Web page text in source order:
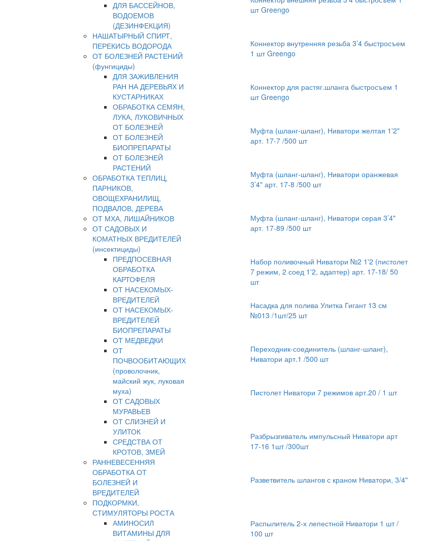
ДЛЯ БАССЕЙНОВ,
ВОДОЕМОВ
(ДЕЗИНФЕКЦИЯ)
НАШАТЫРНЫЙ СПИРТ,
ПЕРЕКИСЬ ВОДОРОДА
ОТ БОЛЕЗНЕЙ РАСТЕНИЙ
(фунгициды)
ДЛЯ ЗАЖИВЛЕНИЯ
РАН НА ДЕРЕВЬЯХ И
КУСТАРНИКАХ
ОБРАБОТКА СЕМЯН,
ЛУКА, ЛУКОВИЧНЫХ
ОТ БОЛЕЗНЕЙ
ОТ БОЛЕЗНЕЙ
БИОПРЕПАРАТЫ
ОТ БОЛЕЗНЕЙ
РАСТЕНИЙ
ОБРАБОТКА ТЕПЛИЦ,
ПАРНИКОВ,
ОВОЩЕХРАНИЛИЩ,
ПОДВАЛОВ, ДЕРЕВА
ОТ МХА, ЛИШАЙНИКОВ
ОТ САДОВЫХ И
КОМАТНЫХ ВРЕДИТЕЛЕЙ
(инсектициды)
ПРЕДПОСЕВНАЯ
ОБРАБОТКА
КАРТОФЕЛЯ
ОТ НАСЕКОМЫХ-
ВРЕДИТЕЛЕЙ
ОТ НАСЕКОМЫХ-
ВРЕДИТЕЛЕЙ
БИОПРЕПАРАТЫ
ОТ МЕДВЕДКИ
ОТ
ПОЧВООБИТАЮЩИХ
(проволочник,
майский жук, луковая
муха)
ОТ САДОВЫХ
МУРАВЬЕВ
ОТ СЛИЗНЕЙ И
УЛИТОК
СРЕДСТВА ОТ
КРОТОВ, ЗМЕЙ
РАННЕВЕСЕННЯЯ
ОБРАБОТКА ОТ
БОЛЕЗНЕЙ И
ВРЕДИТЕЛЕЙ
ПОДКОРМКИ,
СТИМУЛЯТОРЫ РОСТА
АМИНОСИЛ
ВИТАМИНЫ ДЛЯ
шт Greengo
Коннектор внутренняя резьба 3’4 быстросъем
1 шт Greengo
Коннектор для растяг.шланга быстросъем 1
шт Greengo
Муфта (шланг-шланг), Ниватори желтая 1'2"
арт. 17-7 /500 шт
Муфта (шланг-шланг), Ниватори оранжевая
3’4" арт. 17-8 /500 шт
Муфта (шланг-шланг), Ниватори серая 3’4"
арт. 17-89 /500 шт
Набор поливочный Ниватори №2 1'2 (пистолет
7 режим, 2 соед 1'2, адаптер) арт. 17-18/ 50
шт
Насадка для полива Улитка Гигант 13 см
№013 /1шт/25 шт
Переходник-соединитель (шланг-шланг),
Ниватори арт.1 /500 шт
Пистолет Ниватори 7 режимов арт.20 / 1 шт
Разбрызгиватель импульсный Ниватори арт
17-16 1шт /300шт
Разветвитель шлангов с краном Ниватори, 3/4"
Распылитель 2-х лепестной Ниватори 1 шт /
100 шт